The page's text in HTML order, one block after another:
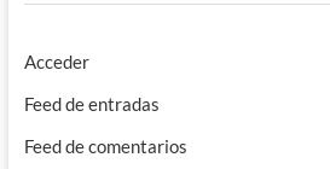
Acceder
Feed de entradas
Feed de comentarios